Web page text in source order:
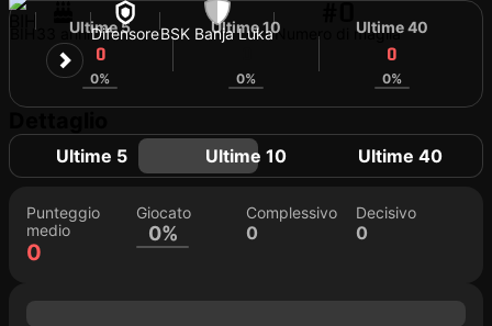
33 anniDifensoreBSK Banja LukaNumero di maglia
Ultime 5
0
0%
Ultime 10
0%
Ultime 40
0
0%
Ultime 5 Ultime 10 Ultime 40
Punteggio
medio
0
Giocato
0%
Complessivo
0
Decisivo
0